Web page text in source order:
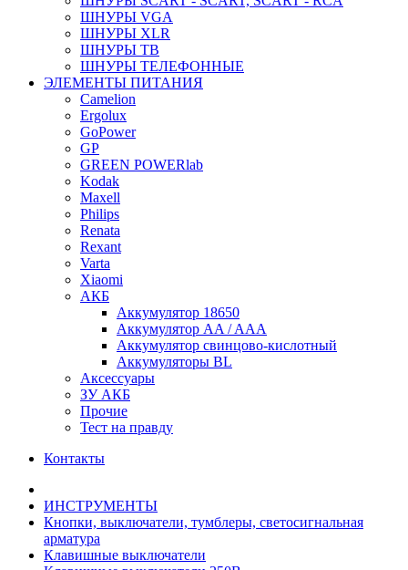
ШНУРЫ VGA
ШНУРЫ XLR
ШНУРЫ ТВ
ШНУРЫ ТЕЛЕФОННЫЕ
ЭЛЕМЕНТЫ ПИТАНИЯ
Camelion
Ergolux
GoPower
GP
GREEN POWERlab
Kodak
Maxell
Philips
Renata
Rexant
Varta
Xiaomi
АКБ
Аккумулятор 18650
Аккумулятор AA / AAA
Аккумулятор свинцово-кислотный
Аккумуляторы BL
Аксессуары
ЗУ АКБ
Прочие
Тест на правду
Контакты
ИНСТРУМЕНТЫ
Кнопки, выключатели, тумблеры, светосигнальная
арматура
Клавишные выключатели